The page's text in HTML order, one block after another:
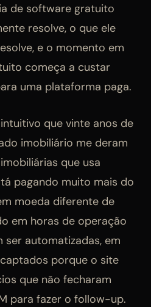
de software gratuito
resolve, o que ele
e o momento em
começa a custar
uma plataforma paga.
que vinte anos de
imobiliário me deram
que usa
pagando muito mais do
moeda diferente de
em horas de operação
ser automatizadas, em
porque o site
que não fecharam
para fazer o follow-up.